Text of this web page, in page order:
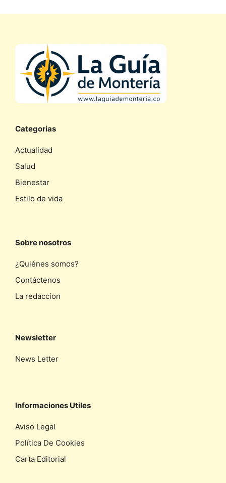
Categorias
Actualidad
Salud
Bienestar
Estilo de vida
Sobre nosotros
¿Quiénes somos?
Contáctenos
La redaccíon
Newsletter
News Letter
Informaciones Utiles
Aviso Legal
Política De Cookies
Carta Editorial